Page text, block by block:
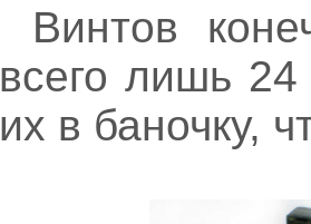
Винтов
всего лишь
их в баночку,